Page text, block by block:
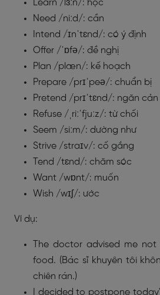
Learn /lɜːn/: học
Need /niːd/: cần
Intend /ɪnˈtɛnd/: có ý định
Offer /ˈɒfə/: đề nghị
Plan /plæn/: kế hoạch
Prepare /prɪˈpeə/: chuẩn bị
Pretend /prɪˈtɛnd/: ngăn cản
Refuse /ˌriːˈfjuːz/: từ chối
Seem /siːm/: dường như
Strive /straɪv/: cố gắng
Tend /tɛnd/: chăm sóc
Want /wɒnt/: muốn
Wish /wɪʃ/: ước
Ví dụ:
The doctor advised me
food. (Bác sĩ khuyên tôi
chiên rán.)
I decided to postpone